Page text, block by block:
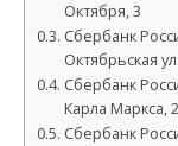
Октября, 3
Сбербанк
Октябрьская
Сбербанк
Карла Маркса,
Сбербанк